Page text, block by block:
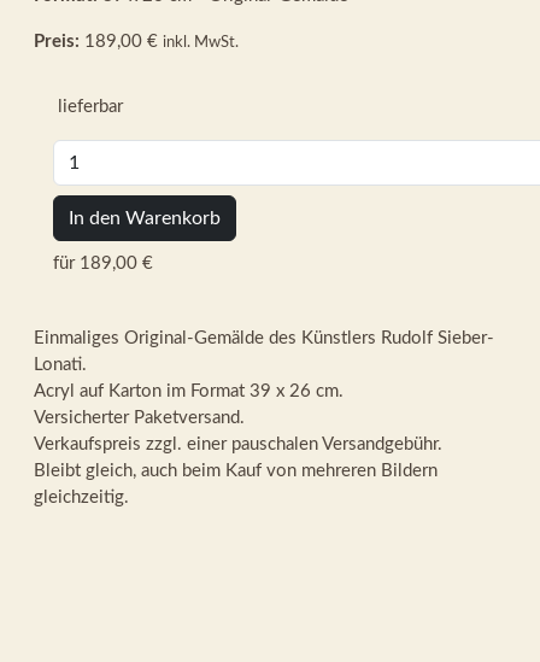
Preis: 189,00 € inkl. MwSt.
lieferbar
In den Warenkorb
für 189,00 €
Einmaliges Original-Gemälde des Künstlers Rudolf Sieber-
Lonati.
Acryl auf Karton im Format 39 x 26 cm.
Versicherter Paketversand.
Verkaufspreis zzgl. einer pauschalen Versandgebühr.
Bleibt gleich, auch beim Kauf von mehreren Bildern
gleichzeitig.